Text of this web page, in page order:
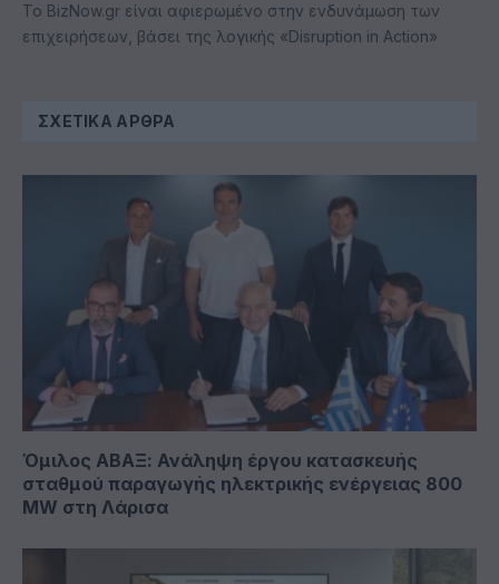
Το BizNow.gr είναι αφιερωμένο στην ενδυνάμωση των
επιχειρήσεων, βάσει της λογικής «Disruption in Action»
ΣΧΕΤΙΚΆ ΆΡΘΡΑ
Όμιλος ΑΒΑΞ: Ανάληψη έργου κατασκευής
σταθμού παραγωγής ηλεκτρικής ενέργειας 800
ΜW στη Λάρισα